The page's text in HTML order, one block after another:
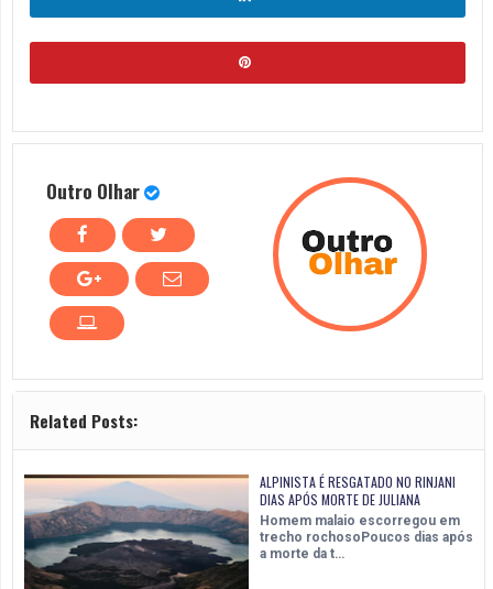
Outro Olhar
Related Posts:
ALPINISTA É RESGATADO NO RINJANI
DIAS APÓS MORTE DE JULIANA
Homem malaio escorregou em
trecho rochosoPoucos dias após
a morte da t…